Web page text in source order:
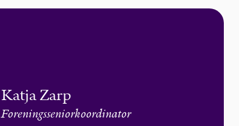
Katja Zarp
Foreningsseniorkoordinator